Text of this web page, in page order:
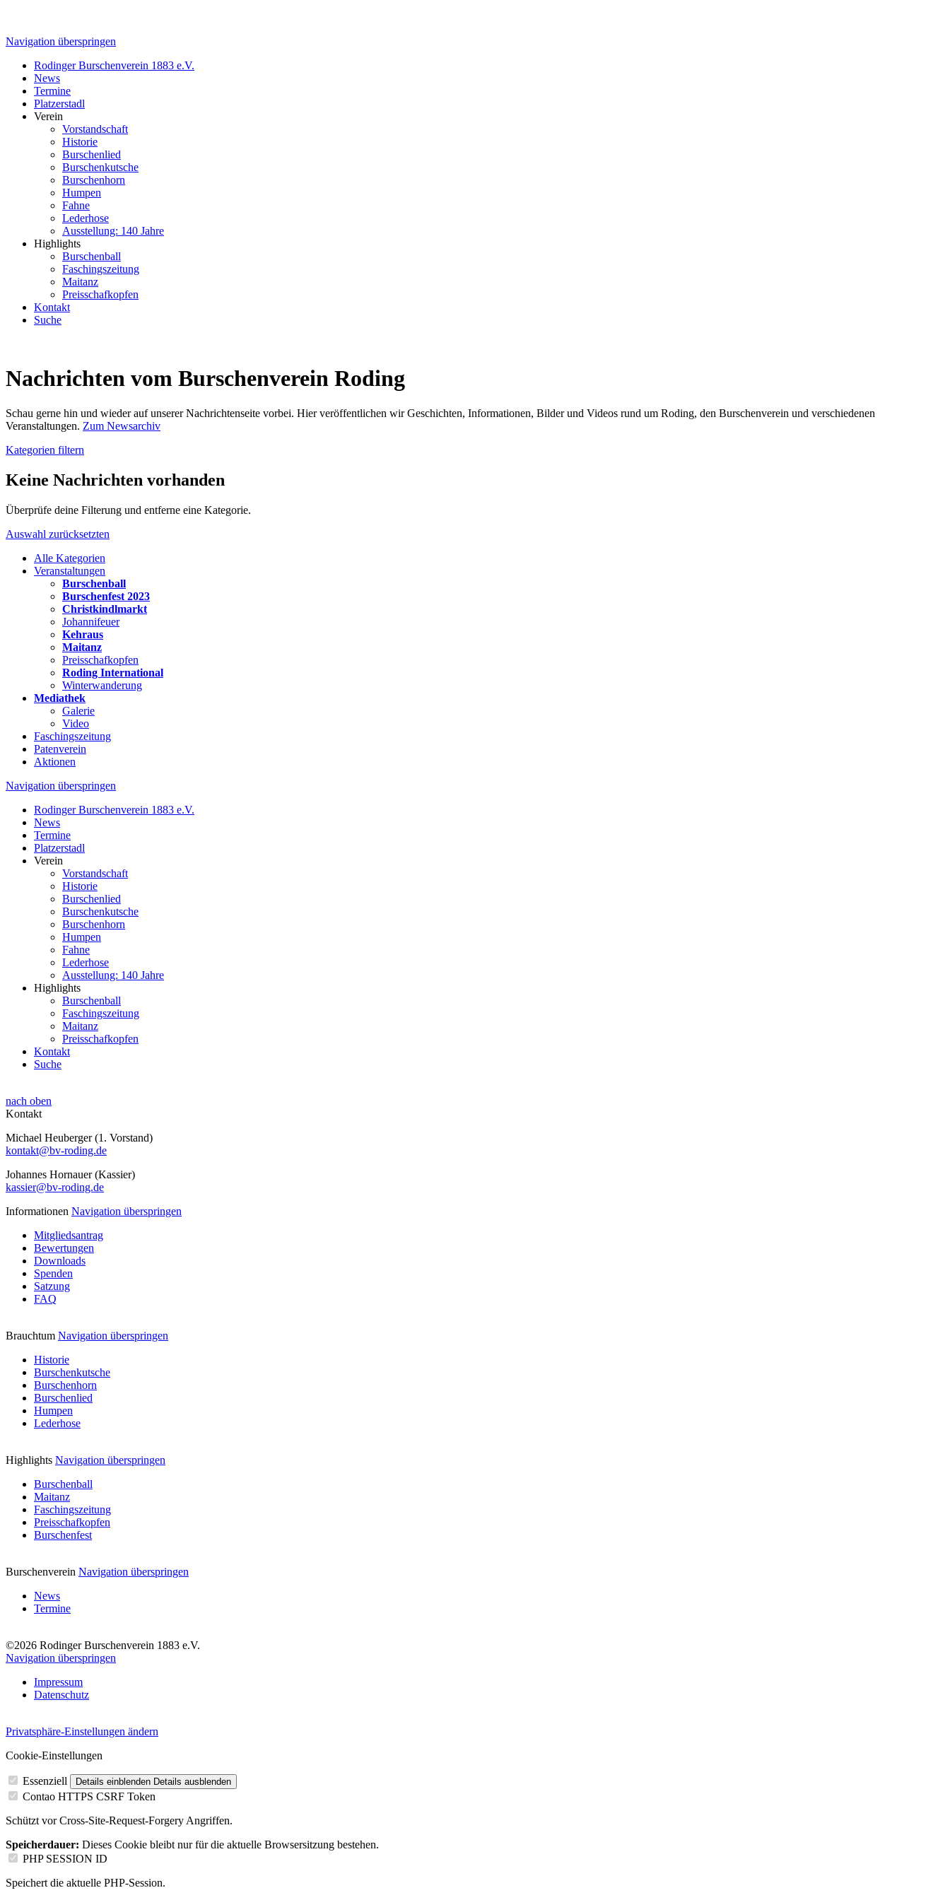
Navigation überspringen
Rodinger Burschenverein 1883 e.V.
News
Termine
Platzerstadl
Verein
Vorstandschaft
Historie
Burschenlied
Burschenkutsche
Burschenhorn
Humpen
Fahne
Lederhose
Ausstellung: 140 Jahre
Highlights
Burschenball
Faschingszeitung
Maitanz
Preisschafkopfen
Kontakt
Suche
Nachrichten vom Burschenverein Roding
Schau gerne hin und wieder auf unserer Nachrichtenseite vorbei. Hier veröffentlichen wir Geschichten, Informationen, Bilder und Videos rund um Roding, den Burschenverein und verschiedenen
Veranstaltungen. Zum Newsarchiv
Kategorien filtern
Keine Nachrichten vorhanden
Überprüfe deine Filterung und entferne eine Kategorie.
Auswahl zurücksetzten
Alle Kategorien
Veranstaltungen
Burschenball
Burschenfest 2023
Christkindlmarkt
Johannifeuer
Kehraus
Maitanz
Preisschafkopfen
Roding International
Winterwanderung
Mediathek
Galerie
Video
Faschingszeitung
Patenverein
Aktionen
Navigation überspringen
Rodinger Burschenverein 1883 e.V.
News
Termine
Platzerstadl
Verein
Vorstandschaft
Historie
Burschenlied
Burschenkutsche
Burschenhorn
Humpen
Fahne
Lederhose
Ausstellung: 140 Jahre
Highlights
Burschenball
Faschingszeitung
Maitanz
Preisschafkopfen
Kontakt
Suche
nach oben
Kontakt
Michael Heuberger (1. Vorstand)
kontakt@bv-roding.de
Johannes Hornauer (Kassier)
kassier@bv-roding.de
Informationen Navigation überspringen
Mitgliedsantrag
Bewertungen
Downloads
Spenden
Satzung
FAQ
Brauchtum Navigation überspringen
Historie
Burschenkutsche
Burschenhorn
Burschenlied
Humpen
Lederhose
Highlights Navigation überspringen
Burschenball
Maitanz
Faschingszeitung
Preisschafkopfen
Burschenfest
Burschenverein Navigation überspringen
News
Termine
©2026 Rodinger Burschenverein 1883 e.V.
Navigation überspringen
Impressum
Datenschutz
Privatsphäre-Einstellungen ändern
Cookie-Einstellungen
Essenziell Details einblenden Details ausblenden
Contao HTTPS CSRF Token
Schützt vor Cross-Site-Request-Forgery Angriffen.
Speicherdauer: Dieses Cookie bleibt nur für die aktuelle Browsersitzung bestehen.
PHP SESSION ID
Speichert die aktuelle PHP-Session.